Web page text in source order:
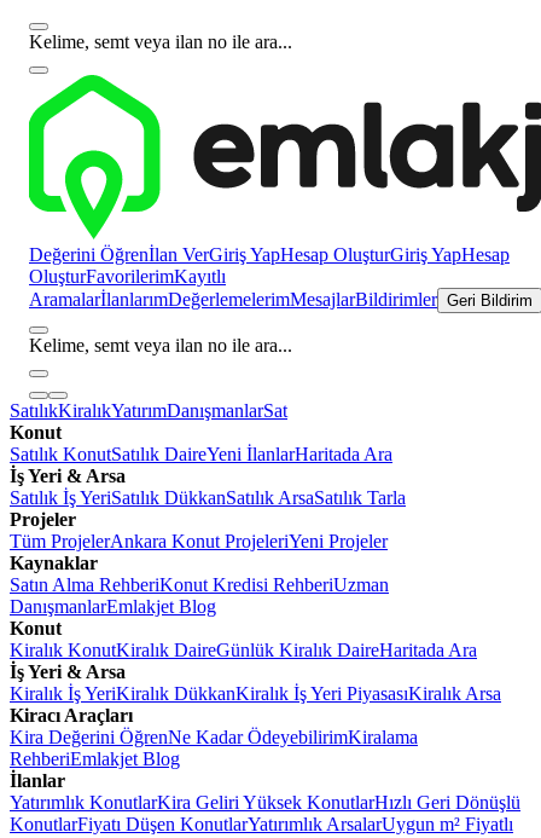
Kelime, semt veya ilan no ile ara...
Değerini Öğrenİlan VerGiriş YapHesap OluşturGiriş YapHesap
OluşturFavorilerimKayıtlı
AramalarİlanlarımDeğerlemelerimMesajlarBildirimler Geri Bildirim
Kelime, semt veya ilan no ile ara...
SatılıkKiralıkYatırımDanışmanlarSat
Konut
Satılık KonutSatılık DaireYeni İlanlarHaritada Ara
İş Yeri & Arsa
Satılık İş YeriSatılık DükkanSatılık ArsaSatılık Tarla
Projeler
Tüm ProjelerAnkara Konut ProjeleriYeni Projeler
Kaynaklar
Satın Alma RehberiKonut Kredisi RehberiUzman
DanışmanlarEmlakjet Blog
Konut
Kiralık KonutKiralık DaireGünlük Kiralık DaireHaritada Ara
İş Yeri & Arsa
Kiralık İş YeriKiralık DükkanKiralık İş Yeri PiyasasıKiralık Arsa
Kiracı Araçları
Kira Değerini ÖğrenNe Kadar ÖdeyebilirimKiralama
RehberiEmlakjet Blog
İlanlar
Yatırımlık KonutlarKira Geliri Yüksek KonutlarHızlı Geri Dönüşlü
KonutlarFiyatı Düşen KonutlarYatırımlık ArsalarUygun m² Fiyatlı